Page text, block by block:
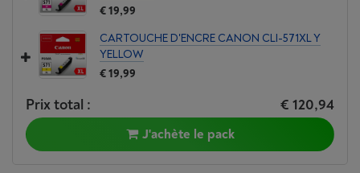
€ 19,99
CARTOUCHE D'ENCRE CANON CLI-571XL Y
YELLOW
€ 19,99
Prix total : € 120,94
J'achète le pack